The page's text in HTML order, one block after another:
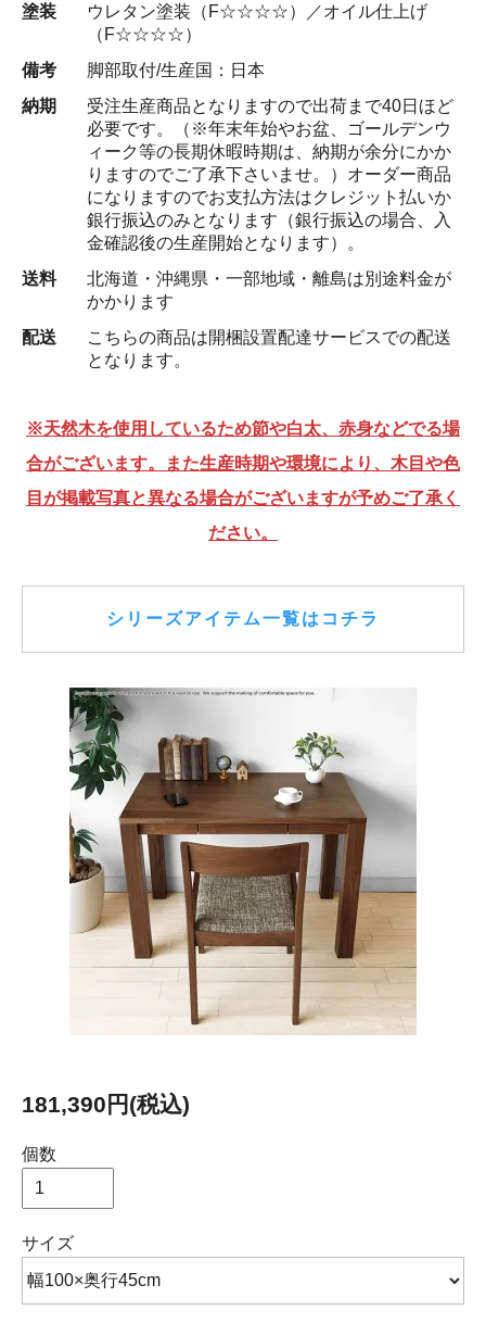
塗装
ウレタン塗装（F☆☆☆☆）／オイル仕上げ
（F☆☆☆☆）
備考
脚部取付/生産国：日本
納期
受注生産商品となりますので出荷まで40日ほど
必要です。（※年末年始やお盆、ゴールデンウ
ィーク等の長期休暇時期は、納期が余分にかか
りますのでご了承下さいませ。）オーダー商品
になりますのでお支払方法はクレジット払いか
銀行振込のみとなります（銀行振込の場合、入
金確認後の生産開始となります）。
送料
北海道・沖縄県・一部地域・離島は別途料金が
かかります
配送
こちらの商品は開梱設置配達サービスでの配送
となります。
※天然木を使用しているため節や白太、赤身などでる場
合がございます。また生産時期や環境により、木目や色
目が掲載写真と異なる場合がございますが予めご了承く
ださい。
シリーズアイテム一覧はコチラ
181,390円(税込)
個数
サイズ